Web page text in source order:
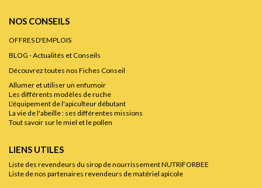
NOS CONSEILS
OFFRES D'EMPLOIS
BLOG - Actualités et Conseils
Découvrez toutes nos Fiches Conseil
Allumer et utiliser un enfumoir
Les différents modèles de ruche
L'équipement de l'apiculteur débutant
La vie de l'abeille : ses différentes missions
Tout savoir sur le miel et le pollen
LIENS UTILES
Liste des revendeurs du sirop de nourrissement NUTRIFORBEE
Liste de nos partenaires revendeurs de matériel apicole